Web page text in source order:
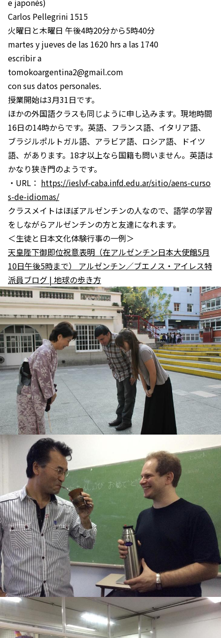
e japonés)
Carlos Pellegrini 1515
火曜日と木曜日 午後4時20分から5時40分
martes y jueves de las 1620 hrs a las 1740
escribir a
tomokoargentina2@gmail.com
con sus datos personales.
授業開始は3月31日です。
ほかの外国語クラスも同じように申し込みます。現地時間
16日の14時からです。英語、フランス語、イタリア語、
ブラジルポルトガル語、アラビア語、ロシア語、ドイツ
語、があります。18才以上なら国籍も問いません。英語は
かなり狭き門のようです。
・URL： https://ieslvf-caba.infd.edu.ar/sitio/aens-curso
s-de-idiomas/
クラスメイトはほぼアルゼンチンの人なので、語学の学習
をしながらアルゼンチンの方と友達になれます。
＜生徒と日本文化体験行事の一例＞
天皇陛下御即位祝意表明（在アルゼンチン日本大使館5月
10日午後5時まで） アルゼンチン／ブエノス・アイレス特
派員ブログ | 地球の歩き方